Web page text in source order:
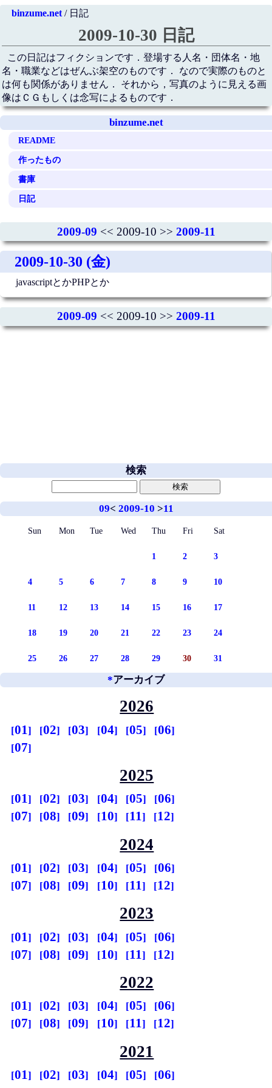
binzume.net/ 日記
2009-10-30 日記
この日記はフィクションです．登場する人名・団体名・地
名・職業などはぜんぶ架空のものです． なので実際のものと
は何も関係がありません． それから，写真のように見える画
像はＣＧもしくは念写によるものです．
binzume.net
README
作ったもの
書庫
日記
2009-09 << 2009-10 >> 2009-11
2009-10-30 (金)
javascriptとかPHPとか
2009-09 << 2009-10 >> 2009-11
検索
09< 2009-10 >11
Sun Mon Tue Wed Thu Fri Sat
1 2 3
4 5 6 7 8 9 10
11 12 13 14 15 16 17
18 19 20 21 22 23 24
25 26 27 28 29 30 31
*アーカイブ
2026
01 02 03 04 05
06
07
2025
01 02 03 04 05
06
07
08 09 10 11 12
2024
01 02 03 04 05
06
07
08 09 10 11 12
2023
01 02 03 04 05
06
07
08 09 10 11 12
2022
01 02 03 04 05
06
07
08 09 10 11 12
2021
01 02 03 04 05
06